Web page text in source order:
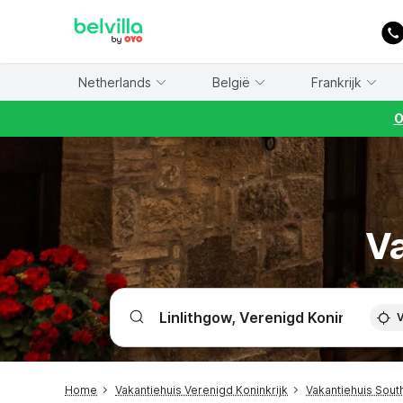
Netherlands België Frankrijk
Home Vakantiehuis Verenigd Koninkrijk Vakantiehuis